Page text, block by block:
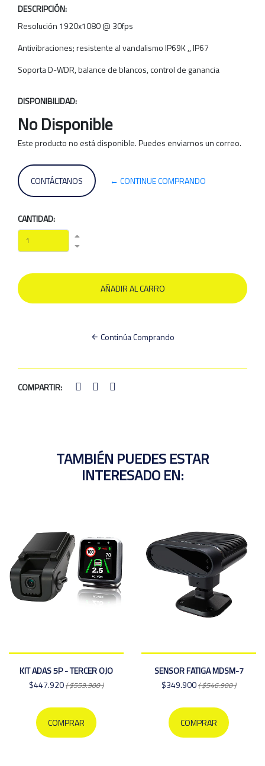
DESCRIPCIÓN:
Resolución 1920x1080 @ 30fps
Antivibraciones; resistente al vandalismo IP69K ,, IP67
Soporta D-WDR, balance de blancos, control de ganancia
DISPONIBILIDAD:
No Disponible
Este producto no está disponible. Puedes enviarnos un correo.
CONTÁCTANOS ← CONTINUE COMPRANDO
CANTIDAD:
Continúa Comprando
COMPARTIR:
TAMBIÉN PUEDES ESTAR
INTERESADO EN:
KIT ADAS 5P - TERCER OJO
$447.920( $559.900 )
COMPRAR
SENSOR FATIGA MDSM-7
$349.900( $546.900 )
COMPRAR